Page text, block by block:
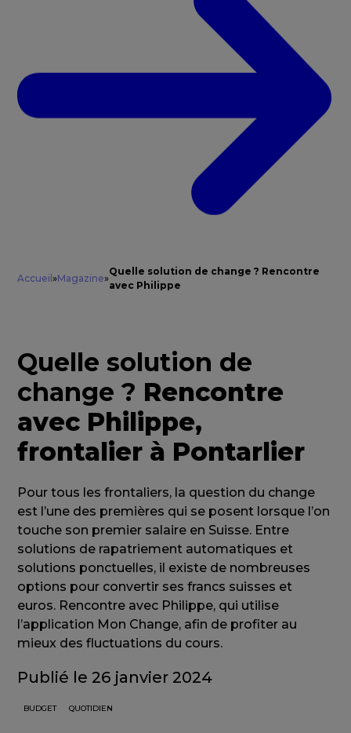
Accueil»Magazine»
Quelle solution de change ? Rencontre
avec Philippe
Quelle solution de
change ? Rencontre
avec Philippe,
frontalier à Pontarlier
Pour tous les frontaliers, la question du change
est l’une des premières qui se posent lorsque l’on
touche son premier salaire en Suisse. Entre
solutions de rapatriement automatiques et
solutions ponctuelles, il existe de nombreuses
options pour convertir ses francs suisses et
euros. Rencontre avec Philippe, qui utilise
l’application Mon Change, afin de profiter au
mieux des fluctuations du cours.
Publié le 26 janvier 2024
BUDGET QUOTIDIEN